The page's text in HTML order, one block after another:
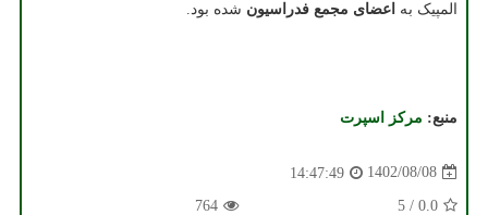
المپیک به اعضای مجمع فدراسیون شده بود.
منبع: مركز اسپرت
1402/08/08
14:47:49
0.0
/
5
764